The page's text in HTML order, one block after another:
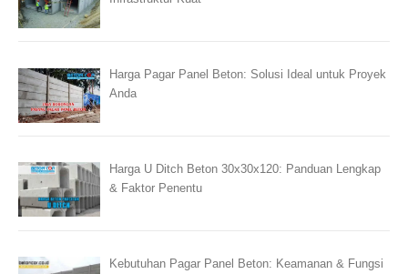
Harga Pagar Panel Beton: Solusi Ideal untuk Proyek
Anda
Harga U Ditch Beton 30x30x120: Panduan Lengkap
& Faktor Penentu
Kebutuhan Pagar Panel Beton: Keamanan & Fungsi